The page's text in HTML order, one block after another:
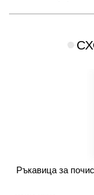
Ръкавица за